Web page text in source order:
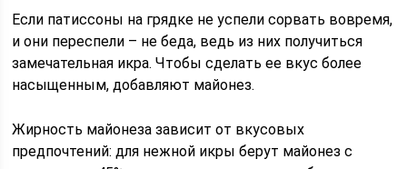
Если патиссоны на грядке не успели сорвать вовремя,
и они переспели – не беда, ведь из них получиться
замечательная икра. Чтобы сделать ее вкус более
насыщенным, добавляют майонез.
Жирность майонеза зависит от вкусовых
предпочтений: для нежной икры берут майонез с